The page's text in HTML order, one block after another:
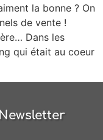
la bonne ? On
de vente !
Dans les
qui était au coeur